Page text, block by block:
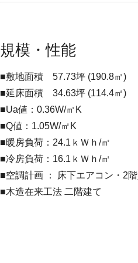
規模・性能
■敷地面積 57.73坪 (190.8㎡)
■延床面積 34.63坪 (114.4㎡)
■Ua値：0.36W/㎡K
■Q値：1.05W/㎡K
■暖房負荷：24.1ｋＷｈ/㎡
■冷房負荷：16.1ｋＷｈ/㎡
■空調計画 ： 床下エアコン・2
■木造在来工法 二階建て